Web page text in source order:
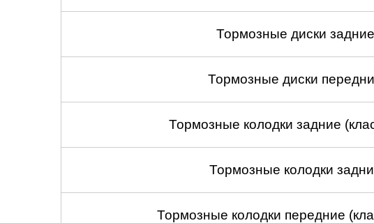
Тормозные диски
Тормозные диски
Тормозные колодки задние
Тормозные колодки
Тормозные колодки передние